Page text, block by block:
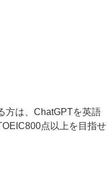
方は、ChatGPTを英語
点以上を目指せ